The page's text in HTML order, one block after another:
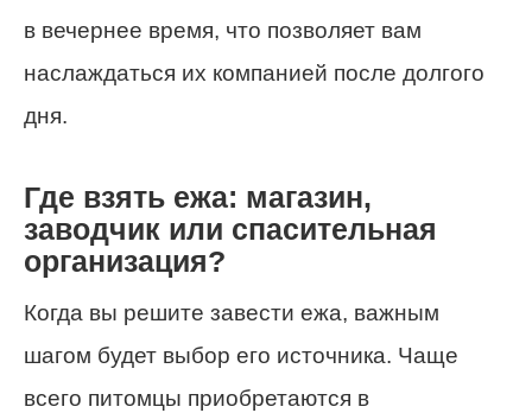
в вечернее время, что позволяет вам
наслаждаться их компанией после долгого
дня.
Где взять ежа: магазин,
заводчик или спасительная
организация?
Когда вы решите завести ежа, важным
шагом будет выбор его источника. Чаще
всего питомцы приобретаются в